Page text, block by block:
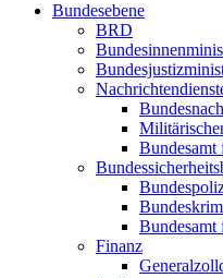
Bundesebene
BRD
Bundesamt
Bundesamt
Finanz